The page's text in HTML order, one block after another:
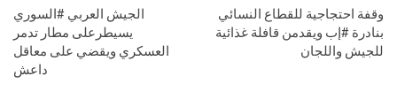
وقفة احتجاجية للقطاع النسائي
بنادرة #إب ويقدمن قافلة غذائية
للجيش واللجان
الجیش العربي #السوري
يسيطرعلى مطار تدمر
العسكري ويقضي على معاقل
داعش